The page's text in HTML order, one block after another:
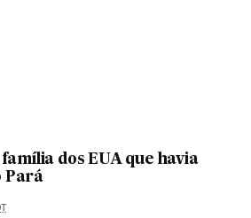
dos EUA que havia
Pará